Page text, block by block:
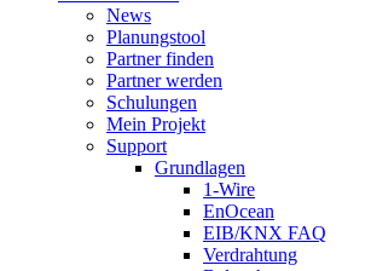
News
Planungstool
Partner finden
Partner werden
Schulungen
Mein Projekt
Support
Grundlagen
1-Wire
EnOcean
EIB/KNX FAQ
Verdrahtung